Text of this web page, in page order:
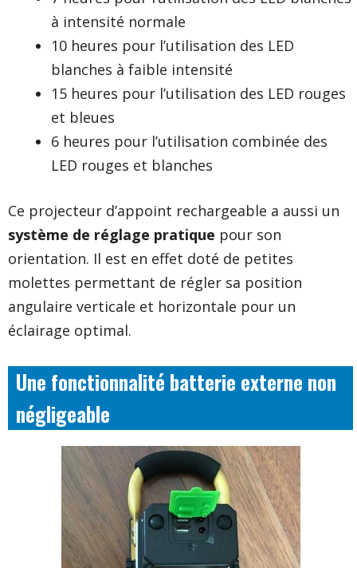
à intensité normale
10 heures pour l’utilisation des LED
blanches à faible intensité
15 heures pour l’utilisation des LED rouges
et bleues
6 heures pour l’utilisation combinée des
LED rouges et blanches
Ce projecteur d’appoint rechargeable a aussi un
système de réglage pratique pour son
orientation. Il est en effet doté de petites
molettes permettant de régler sa position
angulaire verticale et horizontale pour un
éclairage optimal.
Une fonctionnalité batterie externe non
négligeable